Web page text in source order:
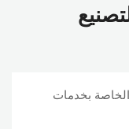
الخاصة بخدمات